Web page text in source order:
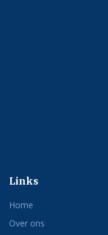
Links
Home
Over ons